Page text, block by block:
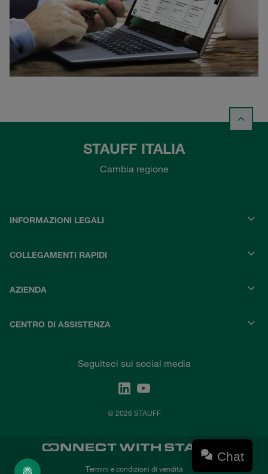
STAUFF ITALIA
Cambia regione
INFORMAZIONI LEGALI
COLLEGAMENTI RAPIDI
AZIENDA
CENTRO DI ASSISTENZA
Seguiteci sui social media
© 2026 STAUFF
Termini e condizioni di vendita
Chat